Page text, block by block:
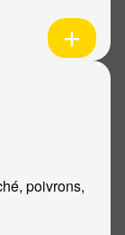
poivrons,